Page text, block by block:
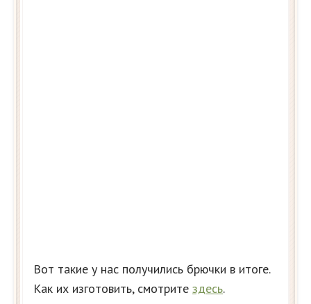
Вот такие у нас получились брючки в итоге.
Как их изготовить, смотрите здесь.